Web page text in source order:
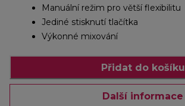
Manuální režim pro větší flexibilitu
Jediné stisknutí tlačítka
Výkonné mixování
Přidat do košíku
Další informace